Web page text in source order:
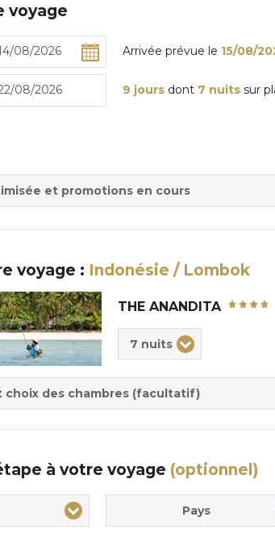
voyage
Arrivée prévue le 15/08/
9 jours dont 7 nuits sur
et promotions en cours
voyage : Indonésie / Lombok
THE ANANDITA
pension
:
:
7 nuits
choix des chambres (facultatif)
à votre voyage (optionnel)
Pays